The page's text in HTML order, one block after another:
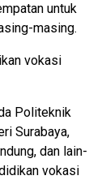
untuk
masing.
vokasi
Politeknik
Surabaya,
dan lain-
vokasi